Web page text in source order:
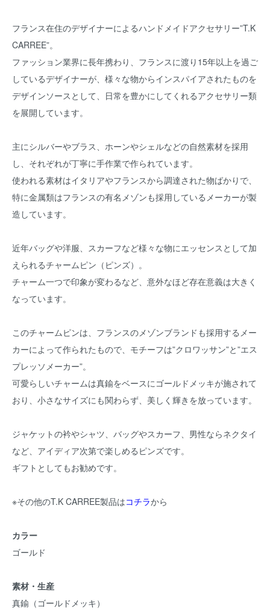
フランス在住のデザイナーによるハンドメイドアクセサリー”T.K
CARREE”。
ファッション業界に長年携わり、フランスに渡り15年以上を過ご
しているデザイナーが、様々な物からインスパイアされたものを
デザインソースとして、日常を豊かにしてくれるアクセサリー類
を展開しています。
主にシルバーやブラス、ホーンやシェルなどの自然素材を採用
し、それぞれが丁寧に手作業で作られています。
使われる素材はイタリアやフランスから調達された物ばかりで、
特に金属類はフランスの有名メゾンも採用しているメーカーが製
造しています。
近年バッグや洋服、スカーフなど様々な物にエッセンスとして加
えられるチャームピン（ピンズ）。
チャーム一つで印象が変わるなど、意外なほど存在意義は大きく
なっています。
このチャームピンは、フランスのメゾンブランドも採用するメー
カーによって作られたもので、モチーフは”クロワッサン”と”エス
プレッソメーカー”。
可愛らしいチャームは真鍮をベースにゴールドメッキが施されて
おり、小さなサイズにも関わらず、美しく輝きを放っています。
ジャケットの衿やシャツ、バッグやスカーフ、男性ならネクタイ
など、アイディア次第で楽しめるピンズです。
ギフトとしてもお勧めです。
※その他のT.K CARREE製品はコチラから
カラー
ゴールド
素材・生産
真鍮（ゴールドメッキ）